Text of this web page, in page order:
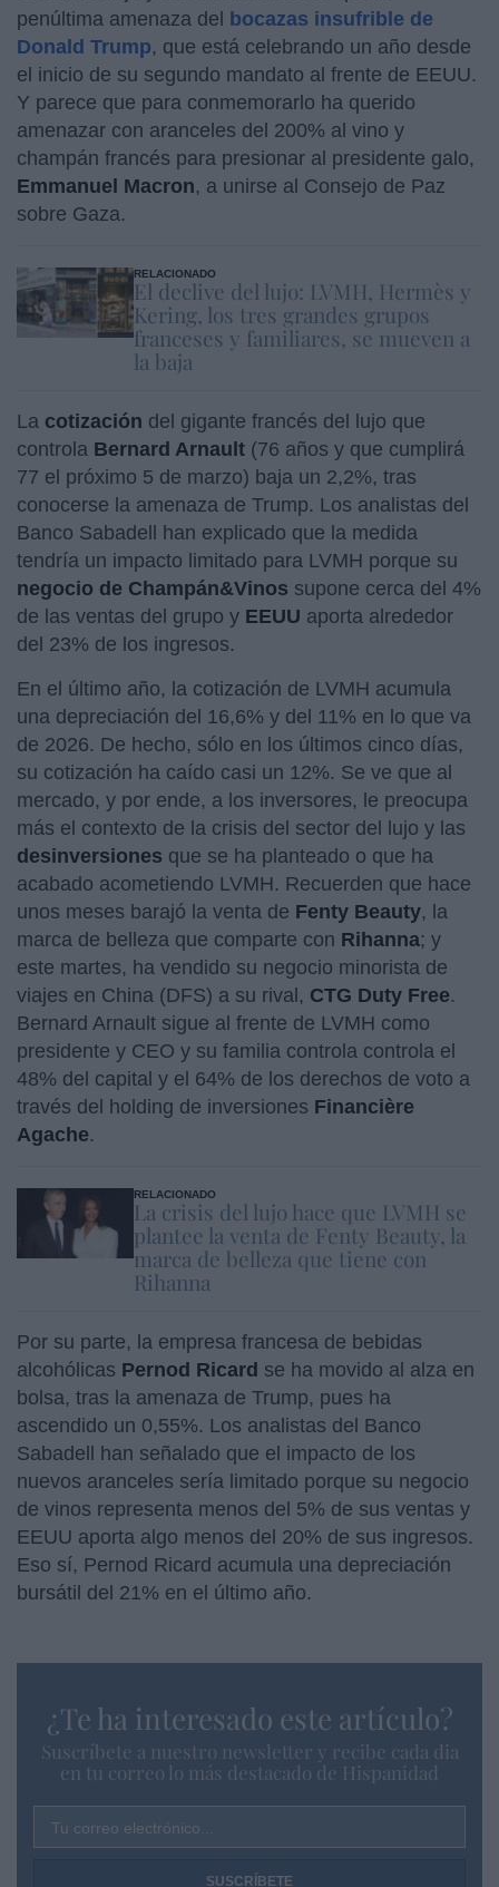
penúltima amenaza del bocazas insufrible de
Donald Trump, que está celebrando un año desde
el inicio de su segundo mandato al frente de EEUU.
Y parece que para conmemorarlo ha querido
amenazar con aranceles del 200% al vino y
champán francés para presionar al presidente galo,
Emmanuel Macron, a unirse al Consejo de Paz
sobre Gaza.
RELACIONADO
El declive del lujo: LVMH, Hermès y
Kering, los tres grandes grupos
franceses y familiares, se mueven a
la baja
La cotización del gigante francés del lujo que
controla Bernard Arnault (76 años y que cumplirá
77 el próximo 5 de marzo) baja un 2,2%, tras
conocerse la amenaza de Trump. Los analistas del
Banco Sabadell han explicado que la medida
tendría un impacto limitado para LVMH porque su
negocio de Champán&Vinos supone cerca del 4%
de las ventas del grupo y EEUU aporta alrededor
del 23% de los ingresos.
En el último año, la cotización de LVMH acumula
una depreciación del 16,6% y del 11% en lo que va
de 2026. De hecho, sólo en los últimos cinco días,
su cotización ha caído casi un 12%. Se ve que al
mercado, y por ende, a los inversores, le preocupa
más el contexto de la crisis del sector del lujo y las
desinversiones que se ha planteado o que ha
acabado acometiendo LVMH. Recuerden que hace
unos meses barajó la venta de Fenty Beauty, la
marca de belleza que comparte con Rihanna; y
este martes, ha vendido su negocio minorista de
viajes en China (DFS) a su rival, CTG Duty Free.
Bernard Arnault sigue al frente de LVMH como
presidente y CEO y su familia controla controla el
48% del capital y el 64% de los derechos de voto a
través del holding de inversiones Financière
Agache.
RELACIONADO
La crisis del lujo hace que LVMH se
plantee la venta de Fenty Beauty, la
marca de belleza que tiene con
Rihanna
Por su parte, la empresa francesa de bebidas
alcohólicas Pernod Ricard se ha movido al alza en
bolsa, tras la amenaza de Trump, pues ha
ascendido un 0,55%. Los analistas del Banco
Sabadell han señalado que el impacto de los
nuevos aranceles sería limitado porque su negocio
de vinos representa menos del 5% de sus ventas y
EEUU aporta algo menos del 20% de sus ingresos.
Eso sí, Pernod Ricard acumula una depreciación
bursátil del 21% en el último año.
¿Te ha interesado este artículo?
Suscríbete a nuestro newsletter y recibe cada dia
en tu correo lo más destacado de Hispanidad
Tu correo electrónico...